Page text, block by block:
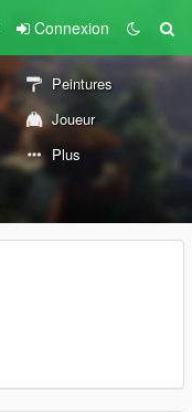
Connexion
Peintures
Joueur
Plus